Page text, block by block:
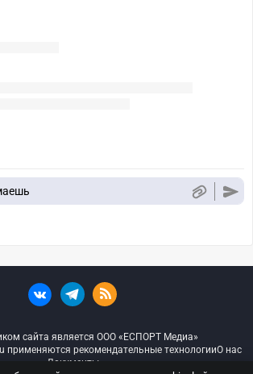
сайта является ООО «ЕСПОРТ Медиа»
применяются рекомендательные технологииО нас
Документы